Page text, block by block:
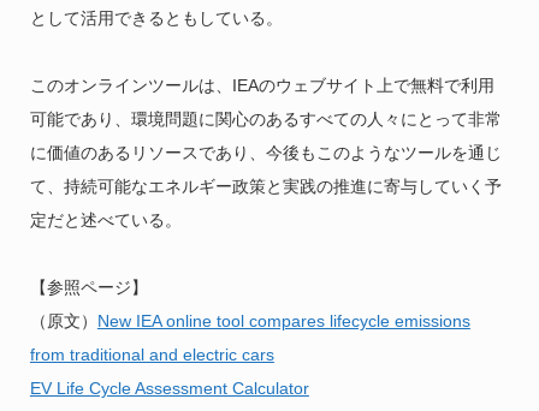
として活用できるともしている。
このオンラインツールは、IEAのウェブサイト上で無料で利用
可能であり、環境問題に関心のあるすべての人々にとって非常
に価値のあるリソースであり、今後もこのようなツールを通じ
て、持続可能なエネルギー政策と実践の推進に寄与していく予
定だと述べている。
【参照ページ】
（原文） New IEA online tool compares lifecycle emissions
from traditional and electric cars
EV Life Cycle Assessment Calculator